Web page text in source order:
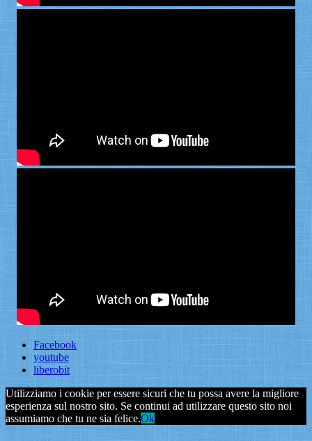
Facebook
youtube
liberobit
Utilizziamo i cookie per essere sicuri che tu possa avere la migliore
esperienza sul nostro sito. Se continui ad utilizzare questo sito noi
assumiamo che tu ne sia felice.Ok